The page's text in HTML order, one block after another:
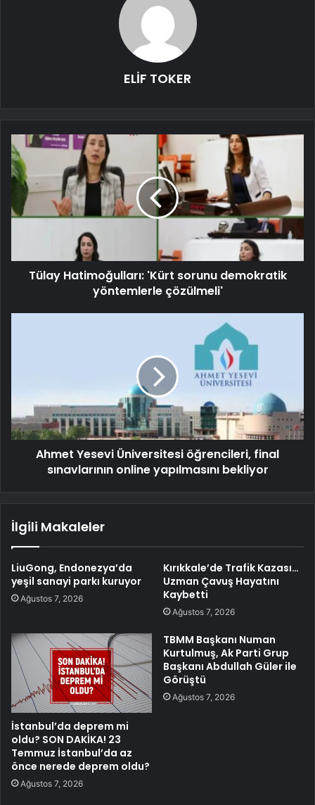
ELİF TOKER
Tülay Hatimoğulları: 'Kürt sorunu demokratik
yöntemlerle çözülmeli'
Ahmet Yesevi Üniversitesi öğrencileri, final
sınavlarının online yapılmasını bekliyor
İlgili Makaleler
LiuGong, Endonezya’da
yeşil sanayi parkı kuruyor
Ağustos 7, 2026
Kırıkkale’de Trafik Kazası…
Uzman Çavuş Hayatını
Kaybetti
Ağustos 7, 2026
İstanbul’da deprem mi
oldu? SON DAKİKA! 23
Temmuz İstanbul’da az
önce nerede deprem oldu?
Ağustos 7, 2026
TBMM Başkanı Numan
Kurtulmuş, Ak Parti Grup
Başkanı Abdullah Güler ile
Görüştü
Ağustos 7, 2026